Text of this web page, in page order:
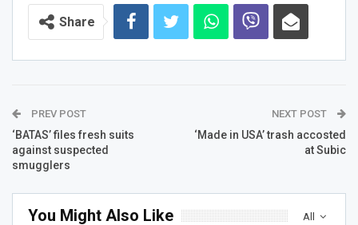
Share
PREV POST
‘BATAS’ files fresh suits
against suspected
smugglers
NEXT POST
‘Made in USA’ trash accosted
at Subic
All
You Might Also Like